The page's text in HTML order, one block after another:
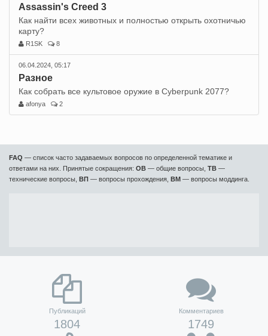
Assassin's Creed 3
Как найти всех животных и полностью открыть охотничью
карту?
R1SK 8
06.04.2024, 05:17
Разное
Как собрать все культовое оружие в Cyberpunk 2077?
afonya 2
FAQ — список часто задаваемых вопросов по определенной тематике и
ответами на них. Принятые сокращения: ОВ — общие вопросы, ТВ —
технические вопросы, ВП — вопросы прохождения, ВМ — вопросы моддинга.
Публикаций
1804
Комментариев
1749